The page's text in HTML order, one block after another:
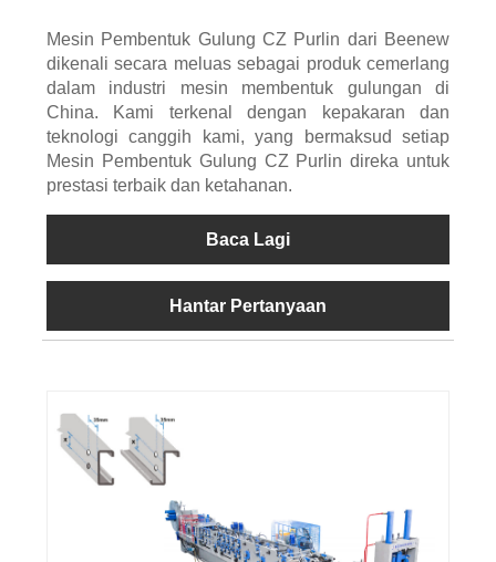
Mesin Pembentuk Gulung CZ Purlin dari Beenew
dikenali secara meluas sebagai produk cemerlang
dalam industri mesin membentuk gulungan di
China. Kami terkenal dengan kepakaran dan
teknologi canggih kami, yang bermaksud setiap
Mesin Pembentuk Gulung CZ Purlin direka untuk
prestasi terbaik dan ketahanan.
Baca Lagi
Hantar Pertanyaan